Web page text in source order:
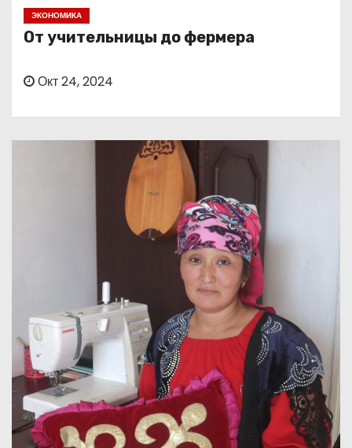
ЭКОНОМИКА
От учительницы до фермера
Окт 24, 2024